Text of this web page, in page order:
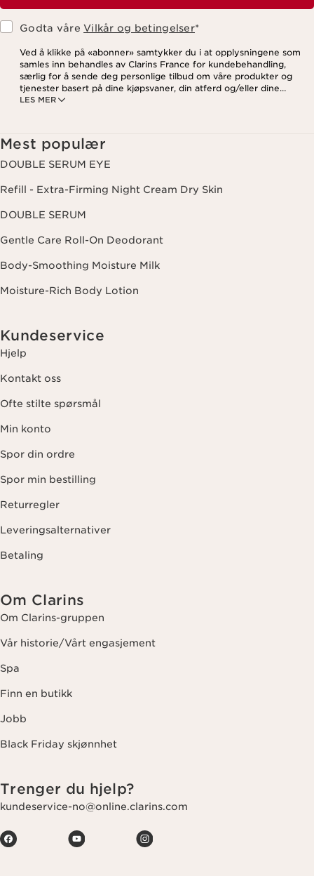
Godta våreVilkår og betingelser*
LES MER
Ved å klikke på «abonner» samtykker du i at opplysningene som
samles inn behandles av Clarins France for kundebehandling,
særlig for å sende deg personlige tilbud om våre produkter og
tjenester basert på dine kjøpsvaner, din atferd og/eller dine
interesser, inkludert visning på sosiale medier og
avmeldingslenken i hvert nyhetsbrev. For mer informasjon om
hvordan vi behandler dine data og dine rettigheter, vennligst se
vår personvernerklæring
Mest populær
DOUBLE SERUM EYE
Refill - Extra-Firming Night Cream Dry Skin
DOUBLE SERUM
Gentle Care Roll-On Deodorant
Body-Smoothing Moisture Milk
Moisture-Rich Body Lotion
Kundeservice
Hjelp
Kontakt oss
Ofte stilte spørsmål
Min konto
Spor din ordre
Spor min bestilling
Returregler
Leveringsalternativer
Betaling
Om Clarins
Om Clarins-gruppen
Vår historie/Vårt engasjement
Spa
Finn en butikk
Jobb
Black Friday skjønnhet
Trenger du hjelp?
kundeservice-no@online.clarins.com